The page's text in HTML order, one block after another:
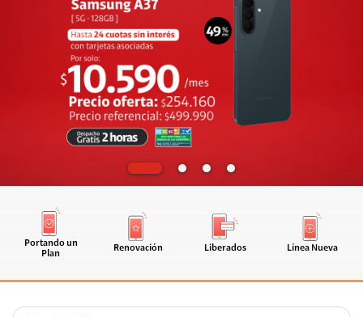
Portando un
Plan
Renovación Liberados Línea Nueva